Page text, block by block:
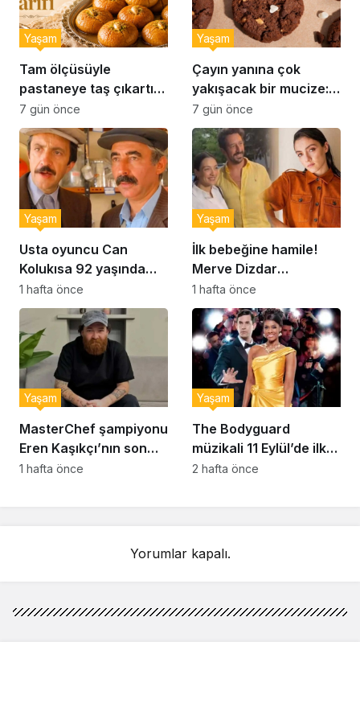
Tam ölçüsüyle
pastaneye taş çıkartır:
Şekerpare tarifi
Yaşam
7 gün önce
Çayın yanına çok
yakışacak bir mucize:
Brownie tadında ıslak
kurabiye tarifi…
Yaşam
7 gün önce
Usta oyuncu Can
Kolukısa 92 yaşında
hayatını kaybetti
Yaşam
1 hafta önce
İlk bebeğine hamile!
Merve Dizdar
sessizliğini bozdu: ‘İsim
bulmak çok zor’
Yaşam
1 hafta önce
MasterChef şampiyonu
Eren Kaşıkçı’nın son
anlarındaki kahreden
Yaşam
1 hafta önce
The Bodyguard
müzikali 11 Eylül’de ilk
kez Türkiye’de
Yaşam
2 hafta önce
Yorumlar kapalı.